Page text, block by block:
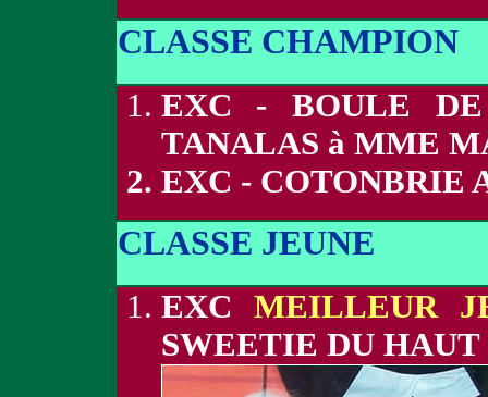
CLASSE CHAMPION
EXC - BOULE
TANALAS à MME
EXC - COTONBRIE
CLASSE JEUNE
EXC MEILLEUR
SWEETIE DU